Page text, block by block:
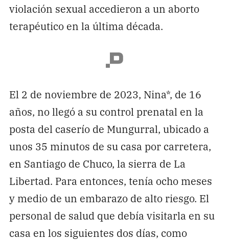
violación sexual accedieron a un aborto
terapéutico en la última década.
El 2 de noviembre de 2023, Nina*, de 16
años, no llegó a su control prenatal en la
posta del caserío de Mungurral, ubicado a
unos 35 minutos de su casa por carretera,
en Santiago de Chuco, la sierra de La
Libertad. Para entonces, tenía ocho meses
y medio de un embarazo de alto riesgo. El
personal de salud que debía visitarla en su
casa en los siguientes dos días, como